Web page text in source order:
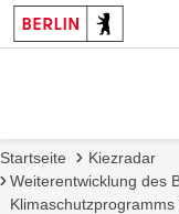
Startseite
Kiezradar
Weiterentwicklung des